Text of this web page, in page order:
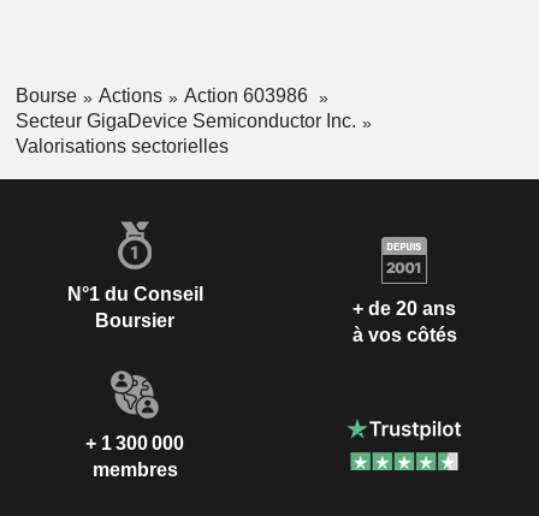
Bourse Actions
Action 603986
Secteur GigaDevice Semiconductor Inc.
Valorisations sectorielles
N°1 du Conseil
Boursier
+ de 20 ans
à vos côtés
+ 1 300 000
membres